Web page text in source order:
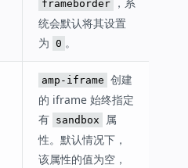
frameborder
统会默认将其设置
为 0 。
amp-iframe 创建
的 iframe 始终指定
有 sandbox
属
性。默认情况下，
该属性的值为空，